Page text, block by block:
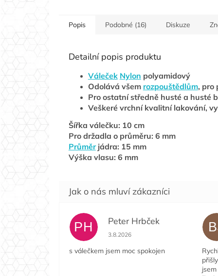
Popis Podobné (16) Diskuze
Detailní popis produktu
Váleček Nylon polyamidový
Odolává všem rozpouštědlům, pro
Pro ostatní středně husté a husté
Veškeré vrchní kvalitní lakování,
Šířka válečku: 10 cm
Pro držadla o průměru: 6 mm
Průměrjádra: 15 mm
Výška vlasu: 6 mm
PH Peter Hrbček
Hodnocení obchodu je 5 z 5
3.8.2026
s válečkem jsem moc spokojen